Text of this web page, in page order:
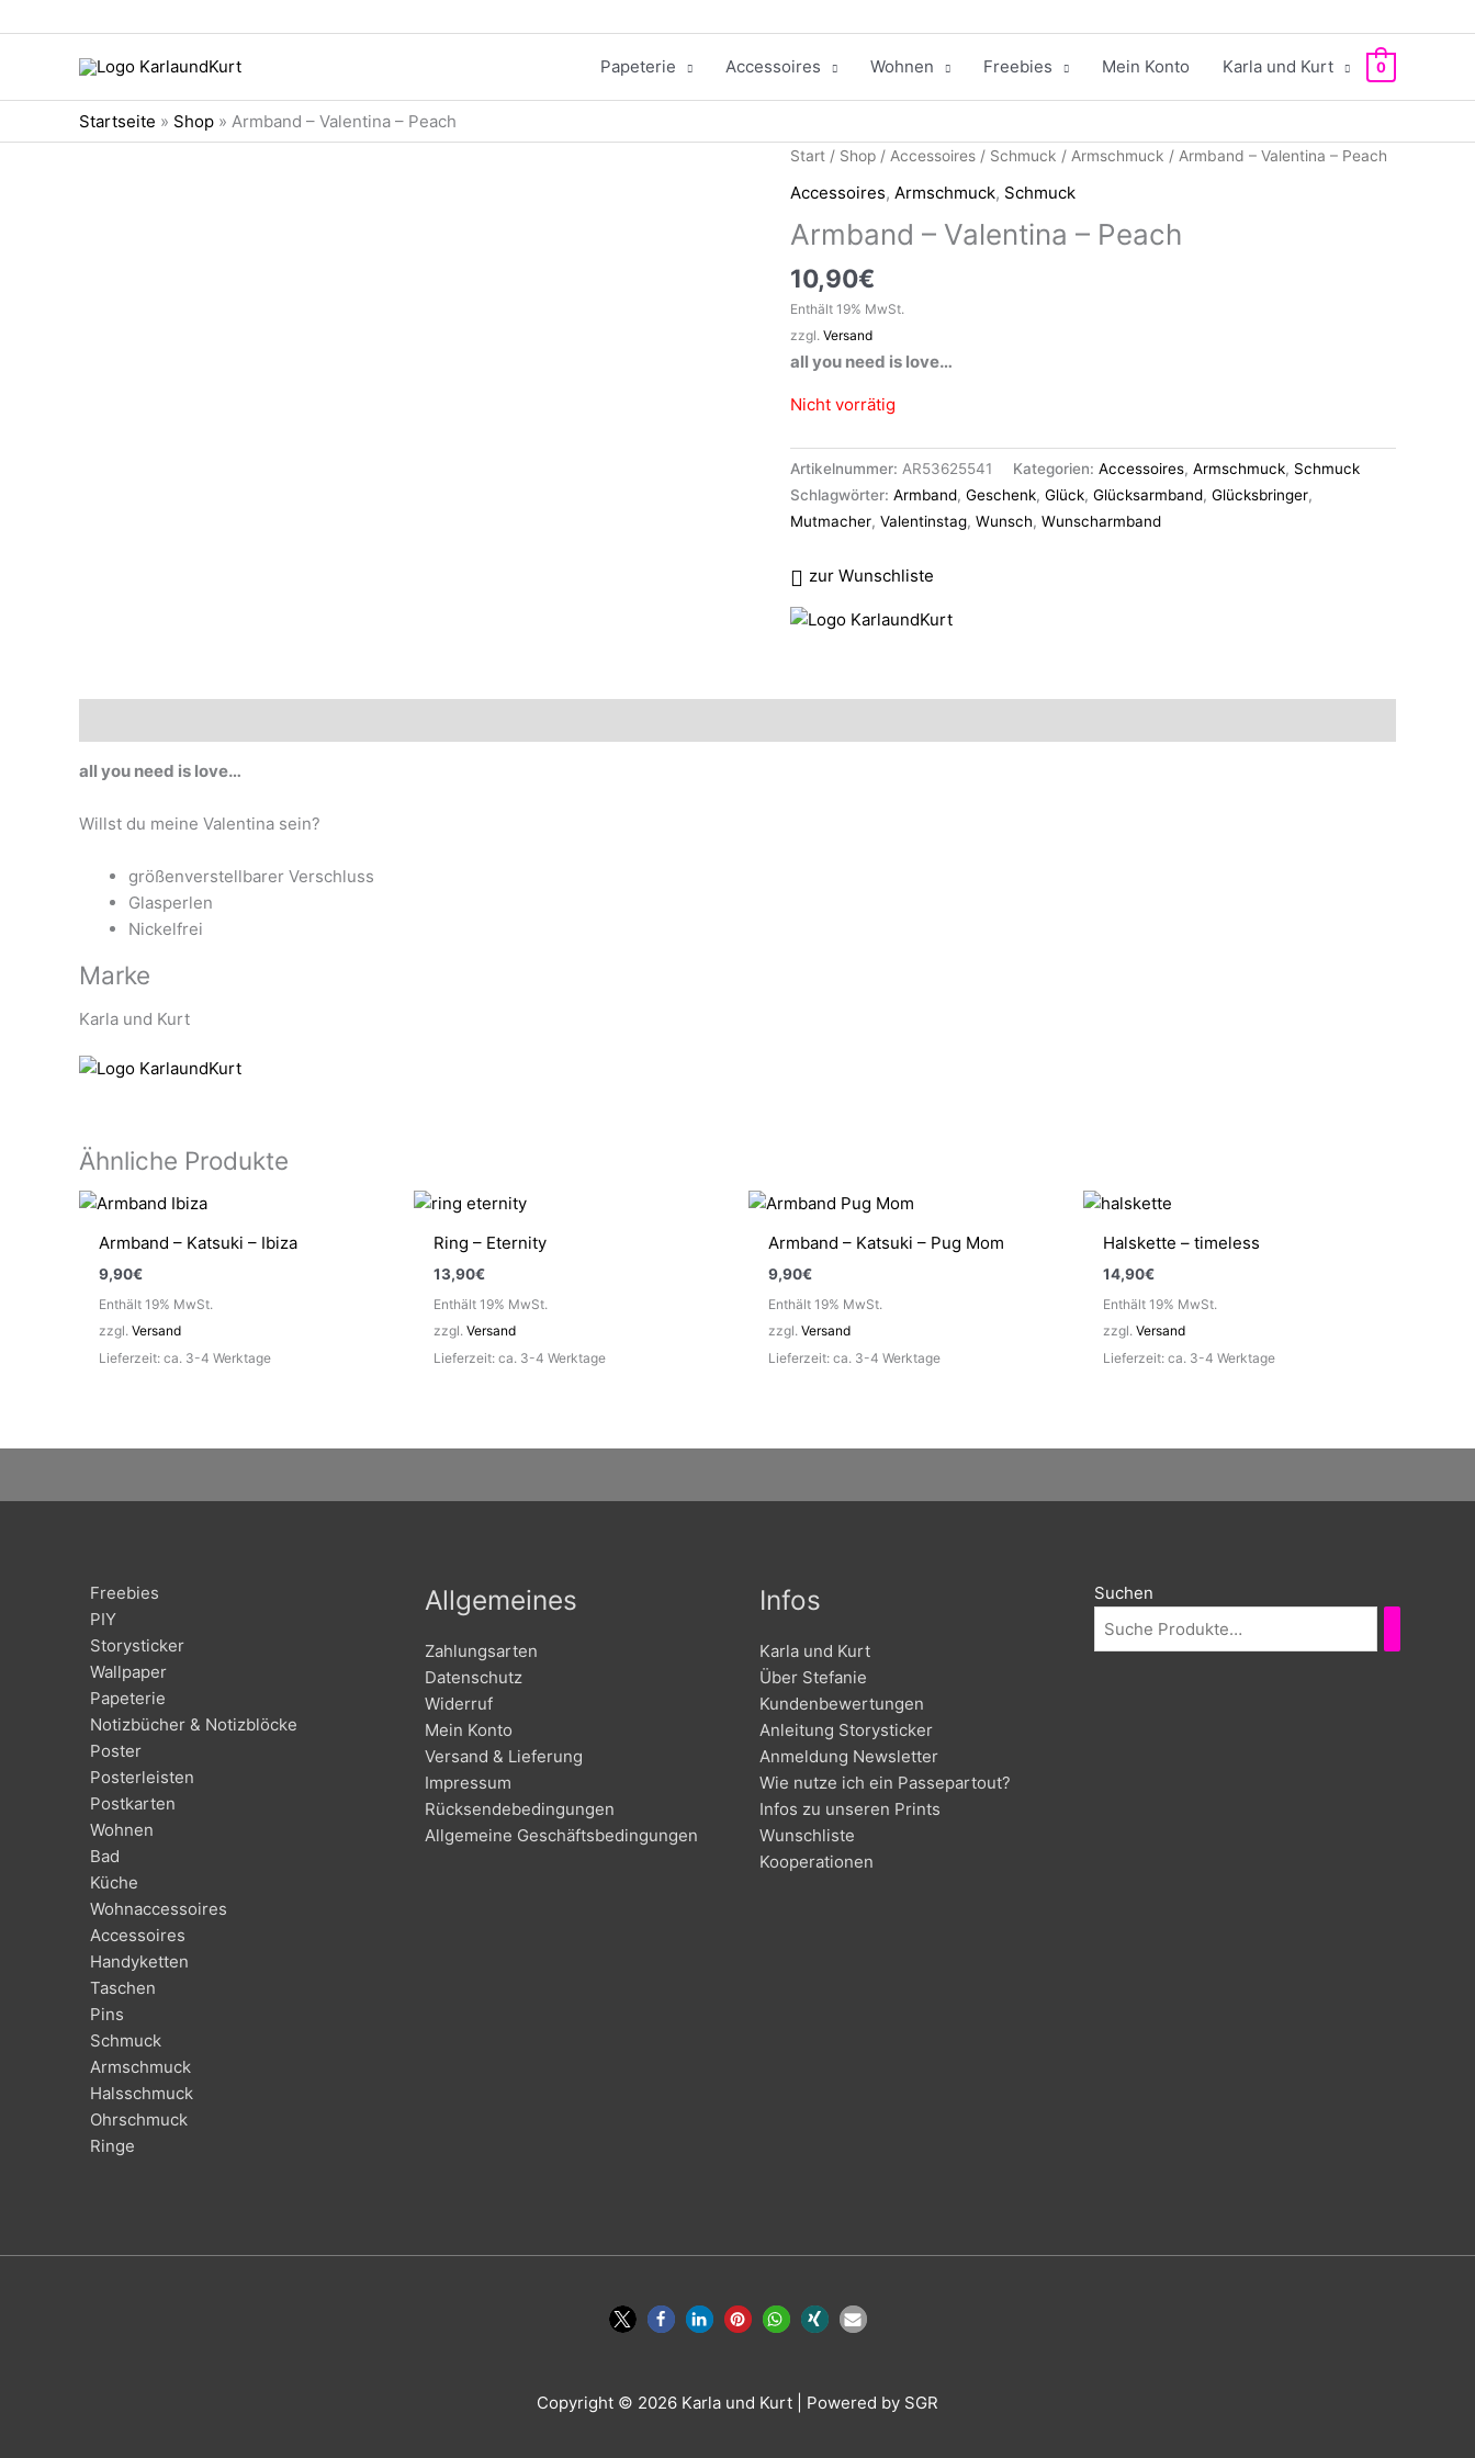
Inhalt
Papeterie Accessoires Wohnen Freebies Mein Konto Karla und Kurt 0
Startseite » Shop » Armband – Valentina – Peach
Start / Shop / Accessoires / Schmuck / Armschmuck / Armband – Valentina – Peach
Accessoires, Armschmuck, Schmuck
Armband – Valentina – Peach
10,90€
Enthält 19% MwSt.
zzgl. Versand
all you need is love…
Nicht vorrätig
Artikelnummer: AR53625541 Kategorien: Accessoires, Armschmuck, Schmuck
Schlagwörter: Armband, Geschenk, Glück, Glücksarmband, Glücksbringer,
Mutmacher, Valentinstag, Wunsch, Wunscharmband
zur Wunschliste
all you need is love…
Willst du meine Valentina sein?
größenverstellbarer Verschluss
Glasperlen
Nickelfrei
Marke
Karla und Kurt
Ähnliche Produkte
Armband – Katsuki – Ibiza
9,90€
Enthält 19% MwSt.
zzgl. Versand
Lieferzeit: ca. 3-4 Werktage
Ring – Eternity
13,90€
Enthält 19% MwSt.
zzgl. Versand
Lieferzeit: ca. 3-4 Werktage
Armband – Katsuki – Pug Mom
9,90€
Enthält 19% MwSt.
zzgl. Versand
Lieferzeit: ca. 3-4 Werktage
Halskette – timeless
14,90€
Enthält 19% MwSt.
zzgl. Versand
Lieferzeit: ca. 3-4 Werktage
Freebies
PIY
Storysticker
Wallpaper
Papeterie
Notizbücher & Notizblöcke
Poster
Posterleisten
Postkarten
Wohnen
Bad
Küche
Wohnaccessoires
Accessoires
Handyketten
Taschen
Pins
Schmuck
Armschmuck
Halsschmuck
Ohrschmuck
Ringe
Allgemeines
Zahlungsarten
Datenschutz
Widerruf
Mein Konto
Versand & Lieferung
Impressum
Rücksendebedingungen
Allgemeine Geschäftsbedingungen
Infos
Karla und Kurt
Über Stefanie
Kundenbewertungen
Anleitung Storysticker
Anmeldung Newsletter
Wie nutze ich ein Passepartout?
Infos zu unseren Prints
Wunschliste
Kooperationen
Suchen
Copyright © 2026 Karla und Kurt | Powered by SGR